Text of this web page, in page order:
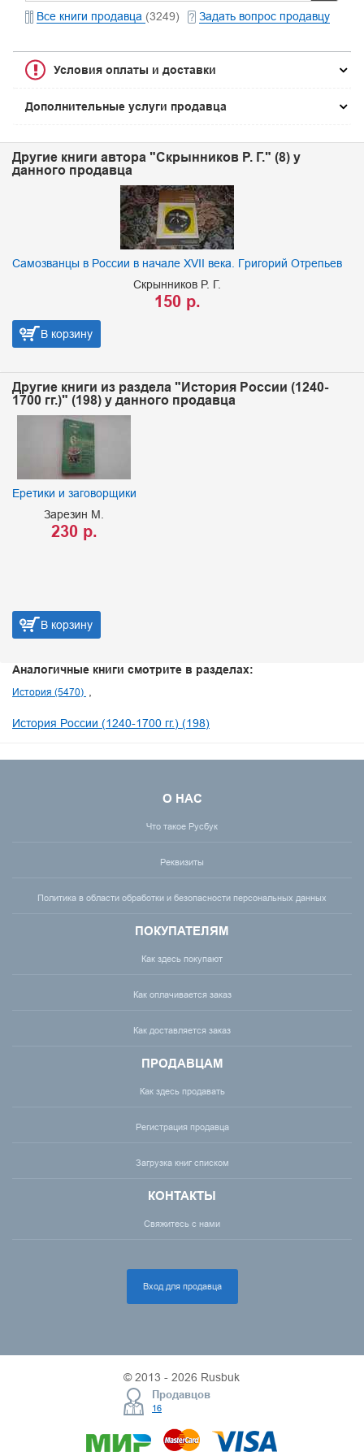
Все книги продавца (3249) Задать вопрос продавцу
Условия оплаты и доставки
Дополнительные услуги продавца
Другие книги автора "Скрынников Р. Г." (8) у
данного продавца
Самозванцы в России в начале XVII века. Григорий Отрепьев
Скрынников Р. Г.
150 р.
В корзину
Другие книги из раздела "История России (1240-
1700 гг.)" (198) у данного продавца
Еретики и заговорщики
Зарезин М.
230 р.
В корзину
Аналогичные книги смотрите в разделах:
История (5470)
История России (1240-1700 гг.) (198)
О НАС
Что такое Русбук
Реквизиты
Политика в области обработки и безопасности персональных данных
ПОКУПАТЕЛЯМ
Как здесь покупают
Как оплачивается заказ
Как доставляется заказ
ПРОДАВЦАМ
Как здесь продавать
Регистрация продавца
Загрузка книг списком
КОНТАКТЫ
Свяжитесь с нами
Вход для продавца
© 2013 - 2026 Rusbuk
Продавцов
16